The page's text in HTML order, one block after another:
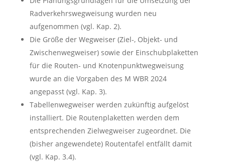
Radverkehrswegweisung wurden neu
aufgenommen (vgl. Kap. 2).
Die Größe der Wegweiser (Ziel-, Objekt- und
Zwischenwegweiser) sowie der Einschubplaketten
für die Routen- und Knotenpunktwegweisung
wurde an die Vorgaben des M WBR 2024
angepasst (vgl. Kap. 3).
Tabellenwegweiser werden zukünftig aufgelöst
installiert. Die Routenplaketten werden dem
entsprechenden Zielwegweiser zugeordnet. Die
(bisher angewendete) Routentafel entfällt damit
(vgl. Kap. 3.4).